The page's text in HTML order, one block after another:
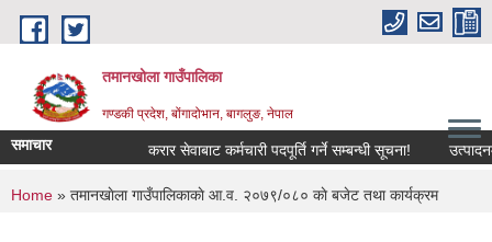
Skip to main content
तमानखोला गाउँपालिका
गण्डकी प्रदेश, बोंगादोभान, बागलुङ, नेपाल
समाचार करार सेवाबाट कर्मचारी पदपूर्ति गर्ने सम्बन्धी सूचना! उत्पादनमा
You are here
Home » तमानखाेला गाउँपालिकाकाे आ.व. २०७९/०८० काे बजेट तथा कार्यक्रम